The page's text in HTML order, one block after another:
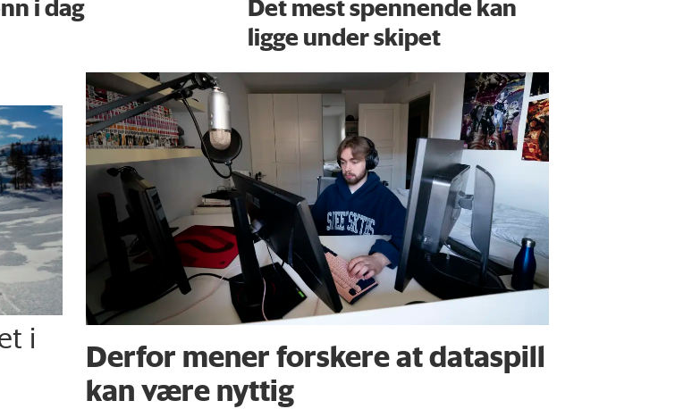
i dag
Det mest spennende kan
ligge under skipet
i
Derfor mener forskere at dataspill
kan være nyttig